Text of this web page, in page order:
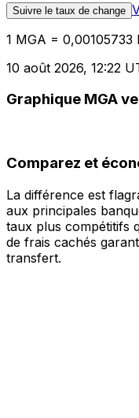
Suivre le taux de change
1 MGA = 0,00105733
10 août 2026, 12:22
Graphique MGA
Comparez et
La différence est
aux principales
taux plus compétitifs
de frais cachés
transfert.